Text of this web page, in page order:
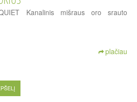
Kanalinis mišraus oro srauto
plačiau